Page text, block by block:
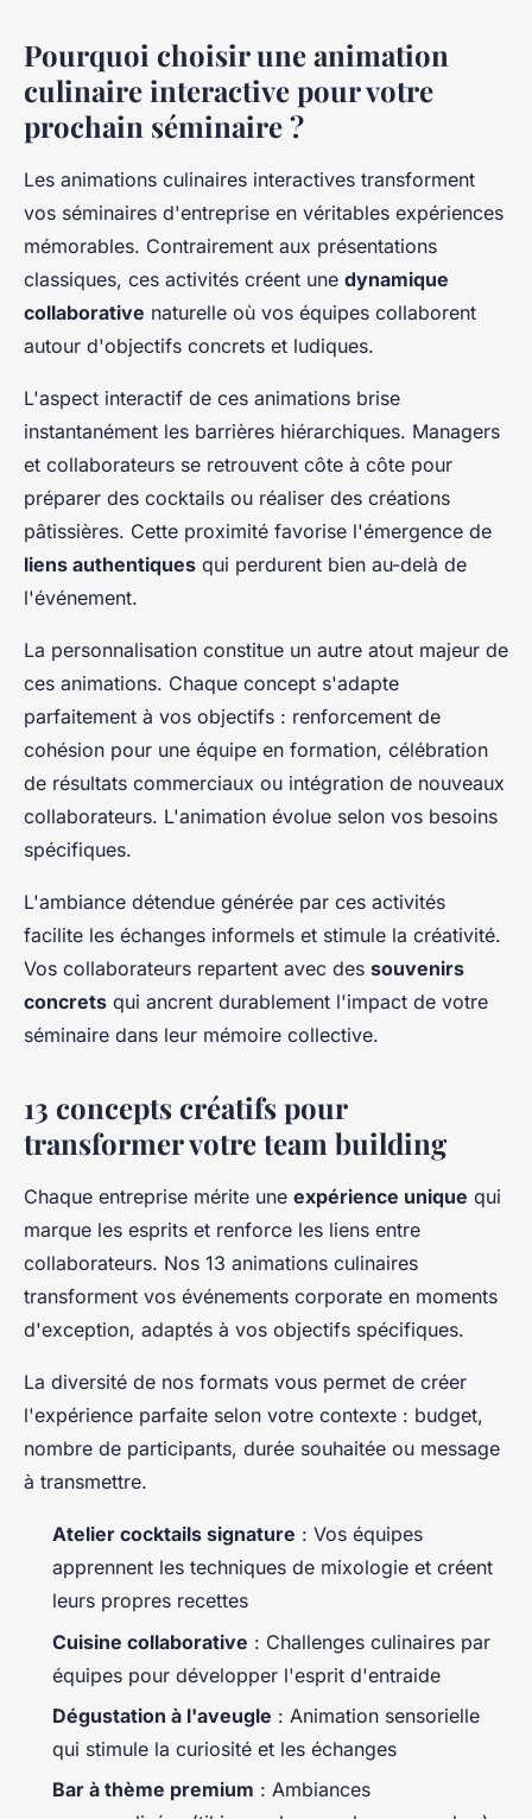
Pourquoi choisir une animation
culinaire interactive pour votre
prochain séminaire ?
Les animations culinaires interactives transforment
vos séminaires d'entreprise en véritables expériences
mémorables. Contrairement aux présentations
classiques, ces activités créent une dynamique
collaborative naturelle où vos équipes collaborent
autour d'objectifs concrets et ludiques.
L'aspect interactif de ces animations brise
instantanément les barrières hiérarchiques. Managers
et collaborateurs se retrouvent côte à côte pour
préparer des cocktails ou réaliser des créations
pâtissières. Cette proximité favorise l'émergence de
liens authentiques qui perdurent bien au-delà de
l'événement.
La personnalisation constitue un autre atout majeur de
ces animations. Chaque concept s'adapte
parfaitement à vos objectifs : renforcement de
cohésion pour une équipe en formation, célébration
de résultats commerciaux ou intégration de nouveaux
collaborateurs. L'animation évolue selon vos besoins
spécifiques.
L'ambiance détendue générée par ces activités
facilite les échanges informels et stimule la créativité.
Vos collaborateurs repartent avec des souvenirs
concrets qui ancrent durablement l'impact de votre
séminaire dans leur mémoire collective.
13 concepts créatifs pour
transformer votre team building
Chaque entreprise mérite une expérience unique qui
marque les esprits et renforce les liens entre
collaborateurs. Nos 13 animations culinaires
transforment vos événements corporate en moments
d'exception, adaptés à vos objectifs spécifiques.
La diversité de nos formats vous permet de créer
l'expérience parfaite selon votre contexte : budget,
nombre de participants, durée souhaitée ou message
à transmettre.
Atelier cocktails signature : Vos équipes
apprennent les techniques de mixologie et créent
leurs propres recettes
Cuisine collaborative : Challenges culinaires par
équipes pour développer l'esprit d'entraide
Dégustation à l'aveugle : Animation sensorielle
qui stimule la curiosité et les échanges
Bar à thème premium : Ambiances